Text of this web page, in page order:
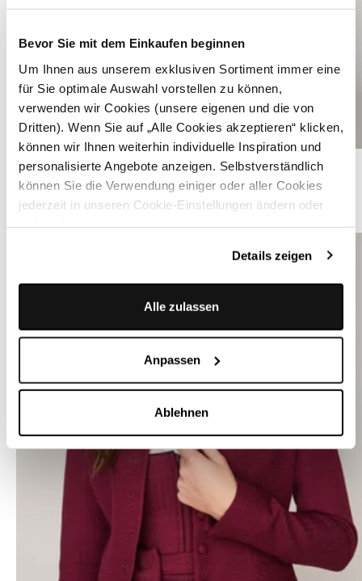
Bevor Sie mit dem Einkaufen beginnen
Um Ihnen aus unserem exklusiven Sortiment immer eine
für Sie optimale Auswahl vorstellen zu können,
verwenden wir Cookies (unsere eigenen und die von
Dritten). Wenn Sie auf „Alle Cookies akzeptieren“ klicken,
können wir Ihnen weiterhin individuelle Inspiration und
personalisierte Angebote anzeigen. Selbstverständlich
können Sie die Verwendung einiger oder aller Cookies
jederzeit in unseren Cookie-Einstellungen ändern oder
Details zeigen
Alle zulassen
Anpassen
Ablehnen
ÄHNLICHE PRODUKTE